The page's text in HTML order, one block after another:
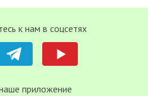
к нам в соцсетях
приложение